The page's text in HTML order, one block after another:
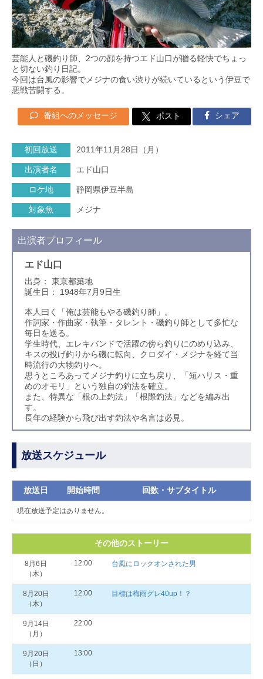
芸能人と磯釣り師、2つの顔を持つエド山口が贈る軽快でちょっ
と切ない釣り日記。
今回は台風の影響でメジナの食い渋りが続いているという伊豆で
悪戦苦闘する。
番組へのメッセージ ポスト シェア
初回放送 2011年11月28日（月）
出演者名 エド山口
ロケ地 静岡県伊豆半島
対象魚 メジナ
出演者プロフィール
エド山口
出身： 東京都築地
誕生日： 1948年7月9日生
本人曰く「俺は芸能もやる磯釣り師」。
作詞家・作曲家・執筆・タレント・磯釣り師として多忙な
毎日を送る。
学生時代、エレキバンドで活躍の傍ら釣りにのめり込み、
キスの投げ釣りから磯に転向、クロダイ・メジナを経て当
時流行の大物釣りへ。
思うところあってメジナ釣りに立ち戻り、「短ハリス・重
めのオモリ」という独自の釣法を確立。
また、特異な「根の上釣法」「根際釣法」などを編み出
す。
長年の経験から飛び出す釣法や名言は必見。
放送スケジュール
放送日 開始時間 回数・サブタイトル
現在放送予定はありません。
その他のストーリー
8月6日
（木）
12:00 台風にロックオンされた男
8月20日
（木）
12:00 目標は梅雨グレ40up！？
9月14日
（月）
22:00
9月20日
（日）
13:00